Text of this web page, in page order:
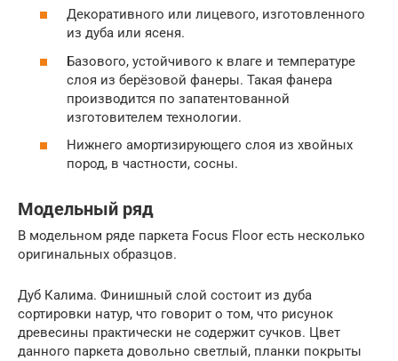
Декоративного или лицевого, изготовленного
из дуба или ясеня.
Базового, устойчивого к влаге и температуре
слоя из берёзовой фанеры. Такая фанера
производится по запатентованной
изготовителем технологии.
Нижнего амортизирующего слоя из хвойных
пород, в частности, сосны.
Модельный ряд
В модельном ряде паркета Focus Floor есть несколько
оригинальных образцов.
Дуб Калима. Финишный слой состоит из дуба
сортировки натур, что говорит о том, что рисунок
древесины практически не содержит сучков. Цвет
данного паркета довольно светлый, планки покрыты